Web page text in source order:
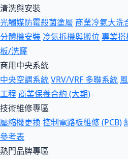
清洗與安裝
光觸媒防霉殺菌塗層 商業冷氣大洗
分體機安裝 冷氣拆機與搬位 專業
板/洗窿
商用中央系統
中央空調系統VRV/VRF 多聯系統
工程 商業保養合約 (大期)
技術維修專區
壓縮機更換控制電路板維修 (PCB)
參考表
熱門品牌專區